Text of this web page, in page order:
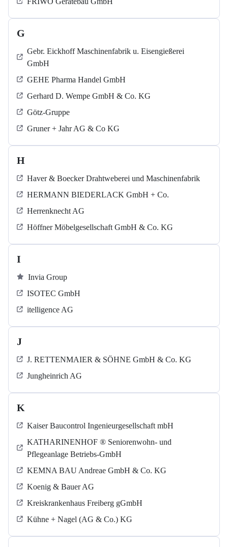
G
Gebr. Eickhoff Maschinenfabrik u. Eisengießerei
GmbH
GEHE Pharma Handel GmbH
Gerhard D. Wempe GmbH & Co. KG
Götz-Gruppe
Gruner + Jahr AG & Co KG
H
Haver & Boecker Drahtweberei und Maschinenfabrik
HERMANN BIEDERLACK GmbH + Co.
Herrenknecht AG
Höffner Möbelgesellschaft GmbH & Co. KG
I
Invia Group
ISOTEC GmbH
itelligence AG
J
J. RETTENMAIER & SÖHNE GmbH & Co. KG
Jungheinrich AG
K
Kaiser Baucontrol Ingenieurgesellschaft mbH
KATHARINENHOF ® Seniorenwohn- und
Pflegeanlage Betriebs-GmbH
KEMNA BAU Andreae GmbH & Co. KG
Koenig & Bauer AG
Kreiskrankenhaus Freiberg gGmbH
Kühne + Nagel (AG & Co.) KG